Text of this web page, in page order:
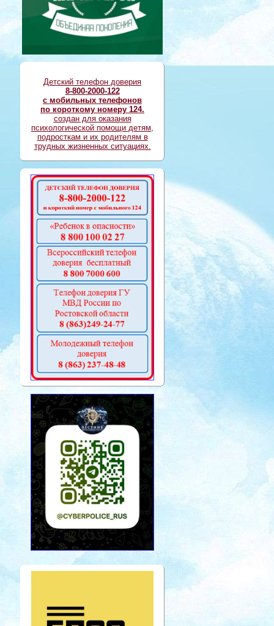
Детский телефон доверия
8-800-2000-122
с мобильных телефонов
по короткому номеру 124.
создан для оказания
психологической помощи детям,
подросткам и их родителям в
трудных жизненных ситуациях.